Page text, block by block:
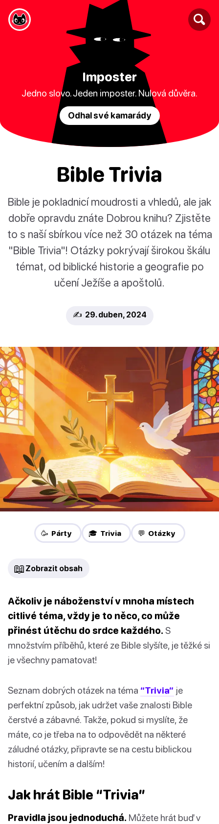
Imposter
Jedno slovo. Jeden imposter. Nulová důvěra.
Odhal své kamarády
Bible Trivia
Bible je pokladnicí moudrosti a vhledů, ale jak
dobře opravdu znáte Dobrou knihu? Zjistěte
to s naší sbírkou více než 30 otázek na téma
"Bible Trivia"! Otázky pokrývají širokou škálu
témat, od biblické historie a geografie po
učení Ježíše a apoštolů.
✍️ 29. duben, 2024
🥳 Párty 🎓 Trivia 💬 Otázky
📖 Zobrazit obsah
Ačkoliv je náboženství v mnoha místech
citlivé téma, vždy je to něco, co může
přinést útěchu do srdce každého. S
množstvím příběhů, které ze Bible slyšíte, je těžké si
je všechny pamatovat!
Seznam dobrých otázek na téma “Trivia” je
perfektní způsob, jak udržet vaše znalosti Bible
čerstvé a zábavné. Takže, pokud si myslíte, že
máte, co je třeba na to odpovědět na některé
záludné otázky, připravte se na cestu biblickou
historií, učením a dalším!
Jak hrát Bible “Trivia”
Pravidla jsou jednoduchá. Můžete hrát buď v